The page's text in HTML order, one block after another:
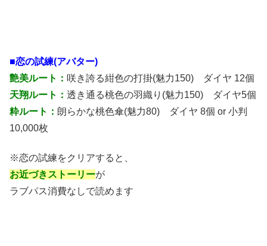
■恋の試練(アバター)
艶美ルート： 咲き誇る紺色の打掛(魅力150) ダイヤ 12個
天翔ルート： 透き通る桃色の羽織り(魅力150) ダイヤ5個
粋ルート： 朗らかな桃色傘(魅力80) ダイヤ 8個 or 小判
10,000枚
※恋の試練をクリアすると、
お近づきストーリーが
ラブパス消費なしで読めます